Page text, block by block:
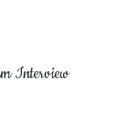
Interview